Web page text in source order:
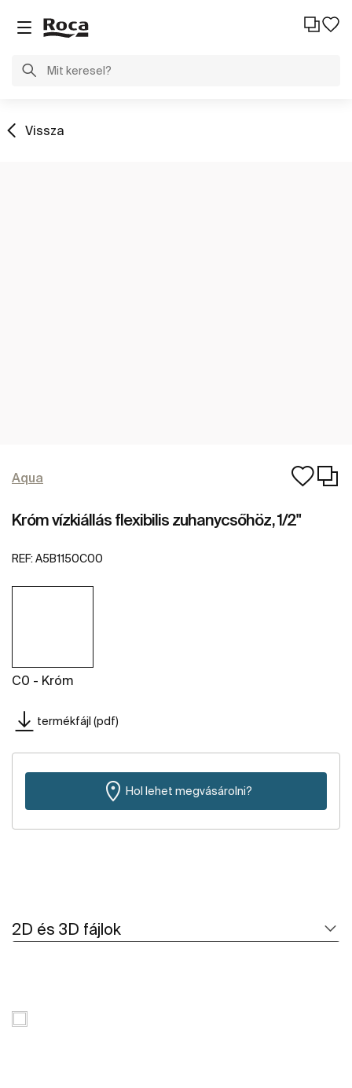
Vissza
Aqua
Króm vízkiállás flexibilis zuhanycsőhöz, 1/2"
REF: A5B1150C00
C0 - Króm
termékfájl (pdf)
Hol lehet megvásárolni?
2D és 3D fájlok